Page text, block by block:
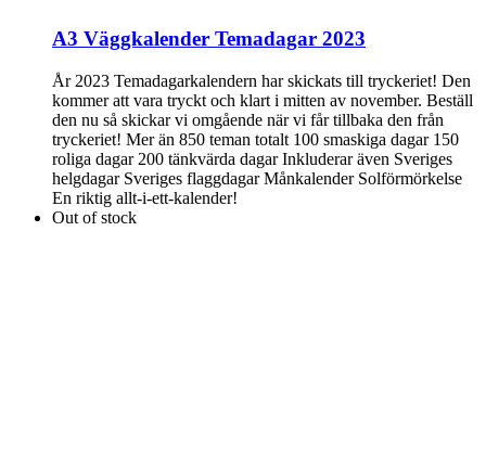
A3 Väggkalender Temadagar 2023
År 2023 Temadagarkalendern har skickats till tryckeriet! Den
kommer att vara tryckt och klart i mitten av november. Beställ
den nu så skickar vi omgående när vi får tillbaka den från
tryckeriet! Mer än 850 teman totalt 100 smaskiga dagar 150
roliga dagar 200 tänkvärda dagar Inkluderar även Sveriges
helgdagar Sveriges flaggdagar Månkalender Solförmörkelse
En riktig allt-i-ett-kalender!
Out of stock